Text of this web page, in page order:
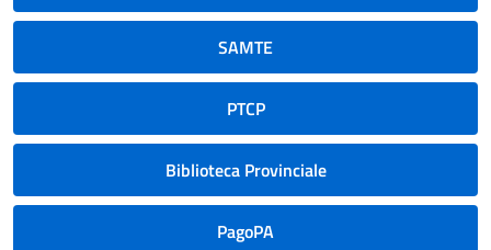
SAMTE
PTCP
Biblioteca Provinciale
PagoPA